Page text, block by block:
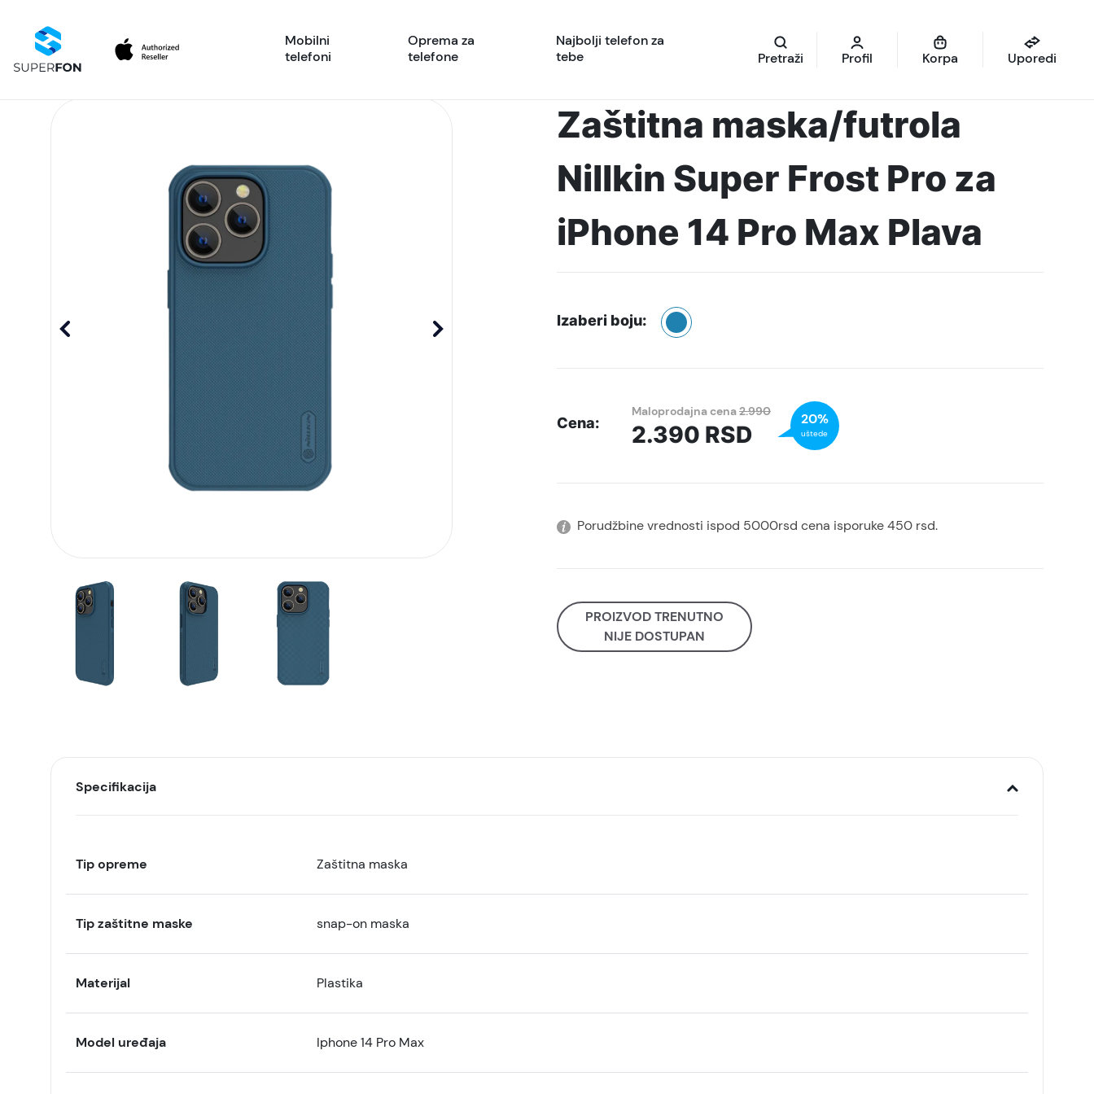
Mobilni
telefoni
Oprema za
telefone
Najbolji telefon za
tebe
Pretraži Profil Korpa Uporedi
Zaštitna maska/futrola
Nillkin Super Frost Pro za
iPhone 14 Pro Max Plava
Izaberi boju:
Cena:
Maloprodajna cena2.990
2.390 RSD
20%
uštede
Porudžbine vrednosti ispod 5000rsd cena isporuke 450 rsd.
PROIZVOD TRENUTNO
NIJE DOSTUPAN
Specifikacija
Tip opreme Zaštitna maska
Tip zaštitne maske snap-on maska
Materijal Plastika
Model uređaja Iphone 14 Pro Max